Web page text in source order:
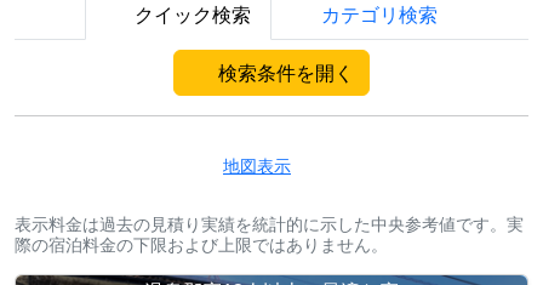
クイック検索 カテゴリ検索
検索条件を開く
地図表示
表示料金は過去の見積り実績を統計的に示した中央参考値です。実
際の宿泊料金の下限および上限ではありません。